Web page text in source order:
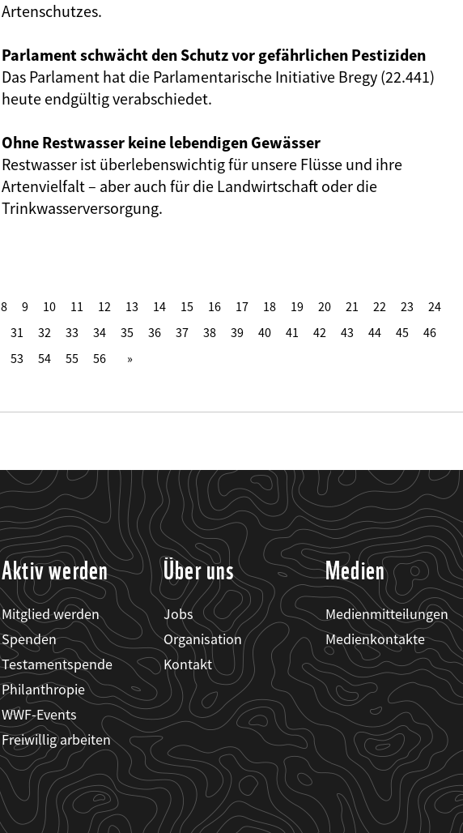
Artenschutzes.
Parlament schwächt den Schutz vor gefährlichen Pestiziden
Das Parlament hat die Parlamentarische Initiative Bregy (22.441)
heute endgültig verabschiedet.
Ohne Restwasser keine lebendigen Gewässer
Restwasser ist überlebenswichtig für unsere Flüsse und ihre
Artenvielfalt – aber auch für die Landwirtschaft oder die
Trinkwasserversorgung.
8 9 10 11 12 13 14 15 16 17 18 19 20 21 22 23
24
31 32 33 34 35 36 37 38 39 40 41 42 43 44 45
46
53 54 55 56
Aktiv werden
Mitglied werden
Spenden
Testamentspende
Philanthropie
WWF-Events
Freiwillig arbeiten
Über uns
Jobs
Organisation
Kontakt
Medien
Medienmitteilungen
Medienkontakte